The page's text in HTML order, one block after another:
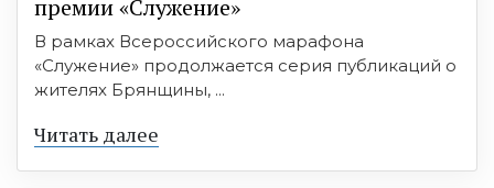
премии «Служение»
В рамках Всероссийского марафона
«Служение» продолжается серия публикаций о
жителях Брянщины, ...
Читать далее